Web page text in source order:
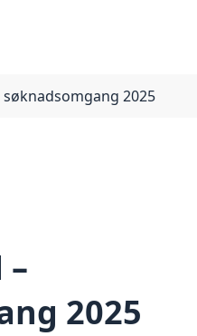
2025
2025